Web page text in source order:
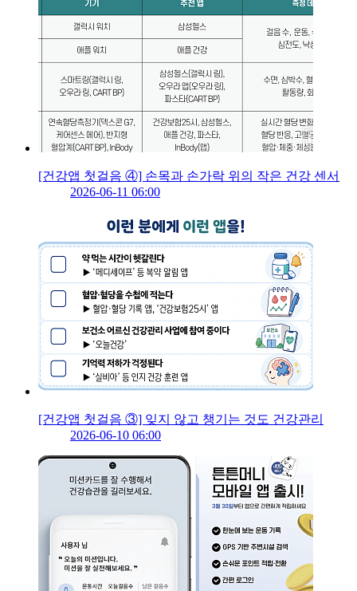
[건강앱 첫걸음 ④] 손목과 손가락 위의 작은 건강 센서
2026-06-11 06:00
[건강앱 첫걸음 ③] 잊지 않고 챙기는 것도 건강관리
2026-06-10 06:00